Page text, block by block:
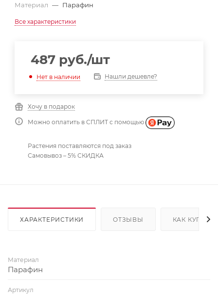
Материал — Парафин
Все характеристики
487 руб./шт
Нет в наличии Нашли дешевле?
Хочу в подарок
Можно оплатить в СПЛИТ с помощью
Растения поставляются под заказ
Самовывоз – 5% СКИДКА
ХАРАКТЕРИСТИКИ ОТЗЫВЫ КАК КУПИТЬ
Материал
Парафин
Артикул